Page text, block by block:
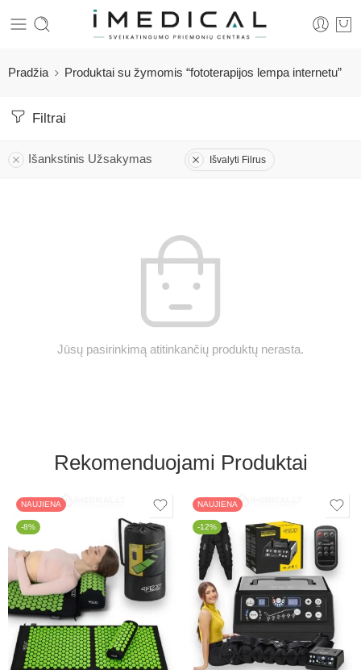
Pradžia Produktai su žymomis “fototerapijos lempa internetu”
Filtrai
Išankstinis Užsakymas Išvalyti Filrus
Jūsų pasirinkimą atitinkančių produktų nerasta.
Rekomenduojami Produktai
NAUJIENA
-8%
NAUJIENA
-12%